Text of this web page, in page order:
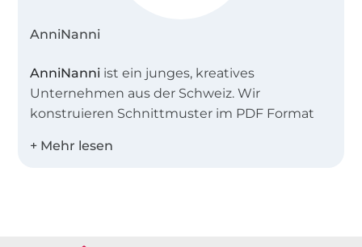
AnniNanni
AnniNanni ist ein junges, kreatives
Unternehmen aus der Schweiz. Wir
konstruieren Schnittmuster im PDF Format
Fortgeschrittene und Nähanfänger. Jedes